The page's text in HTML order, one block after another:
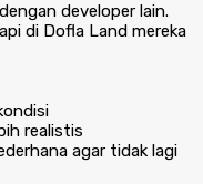
developer lain.
di Dofla Land mereka
realistis
agar tidak lagi